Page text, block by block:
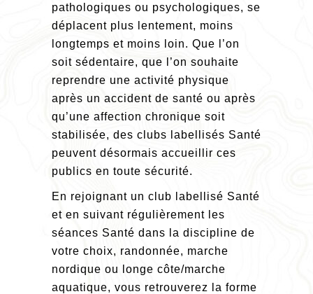
pathologiques ou psychologiques, se
déplacent plus lentement, moins
longtemps et moins loin. Que l’on
soit sédentaire, que l’on souhaite
reprendre une activité physique
après un accident de santé ou après
qu’une affection chronique soit
stabilisée, des clubs labellisés Santé
peuvent désormais accueillir ces
publics en toute sécurité.
En rejoignant un club labellisé Santé
et en suivant régulièrement les
séances Santé dans la discipline de
votre choix, randonnée, marche
nordique ou longe côte/marche
aquatique, vous retrouverez la forme